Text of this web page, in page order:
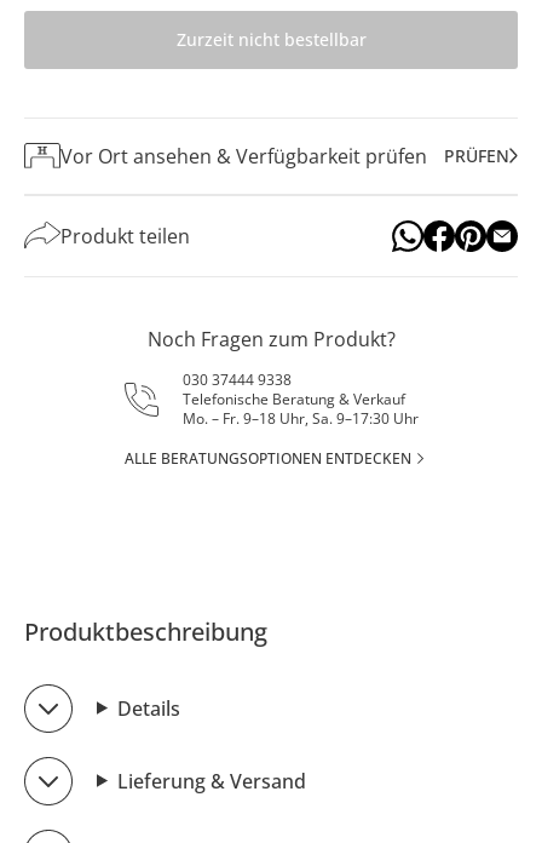
Zurzeit nicht bestellbar
Vor Ort ansehen & Verfügbarkeit prüfen PRÜFEN
Produkt teilen
Noch Fragen zum Produkt?
030 37444 9338
Telefonische Beratung & Verkauf
Mo. – Fr. 9–18 Uhr, Sa. 9–17:30 Uhr
ALLE BERATUNGSOPTIONEN ENTDECKEN
Produktbeschreibung
Details
Lieferung & Versand